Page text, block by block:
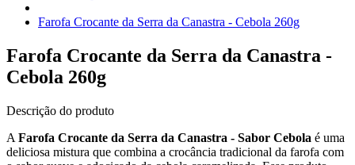
Farofa Crocante da Serra da Canastra - Cebola 260g
Farofa Crocante da Serra da Canastra -
Cebola 260g
Descrição do produto
A Farofa Crocante da Serra da Canastra - Sabor Cebola é uma
deliciosa mistura que combina a crocância tradicional da farofa com